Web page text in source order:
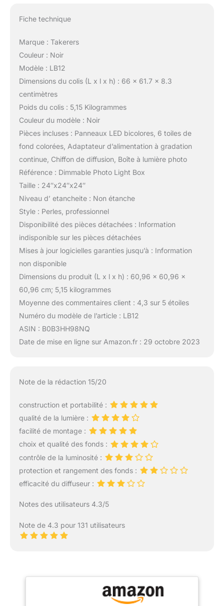
Fiche technique
Marque : Takerers
Couleur : Noir
Modèle : LB12
Dimensions du colis (L x l x h) : 66 x 61.7 x 8.3
centimètres
Poids du colis : 5,15 Kilogrammes
Couleur du modèle : Noir
Pièces incluses : Panneaux LED bicolores, 6 toiles de
fond colorées, Adaptateur d’alimentation à gradation
continue, Chiffon de diffusion, Boîte à lumière photo
Référence : Dimmable Photo Light Box
Taille : 24″x24″x24″
Niveau d’ etancheite : Non étanche
Style : Perles, professionnel
Disponibilité des pièces détachées : Information
indisponible sur les pièces détachées
Mises à jour logicielles garanties jusqu’à : Information
non disponible
Dimensions du produit (L x l x h) : 60,96 x 60,96 x
60,96 cm; 5,15 kilogrammes
Moyenne des commentaires client : 4,3 sur 5 étoiles
Numéro du modèle de l’article : LB12
ASIN : B0B3HH98NQ
Date de mise en ligne sur Amazon.fr : 29 octobre 2023
Note de la rédaction 15/20
construction et portabilité :
qualité de la lumière :
facilité de montage :
choix et qualité des fonds :
contrôle de la luminosité :
protection et rangement des fonds :
efficacité du diffuseur :
Notes des utilisateurs 4.3/5
Note de 4.3 pour 131 utilisateurs